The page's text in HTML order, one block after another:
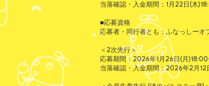
当落確認・入金期間：1月22日(木
■応募資格
応募者・同行者とも：ふなっしー
＜2次先行＞
応募期間：2026年1月26日(月
当落確認・入金期間：2026年2月